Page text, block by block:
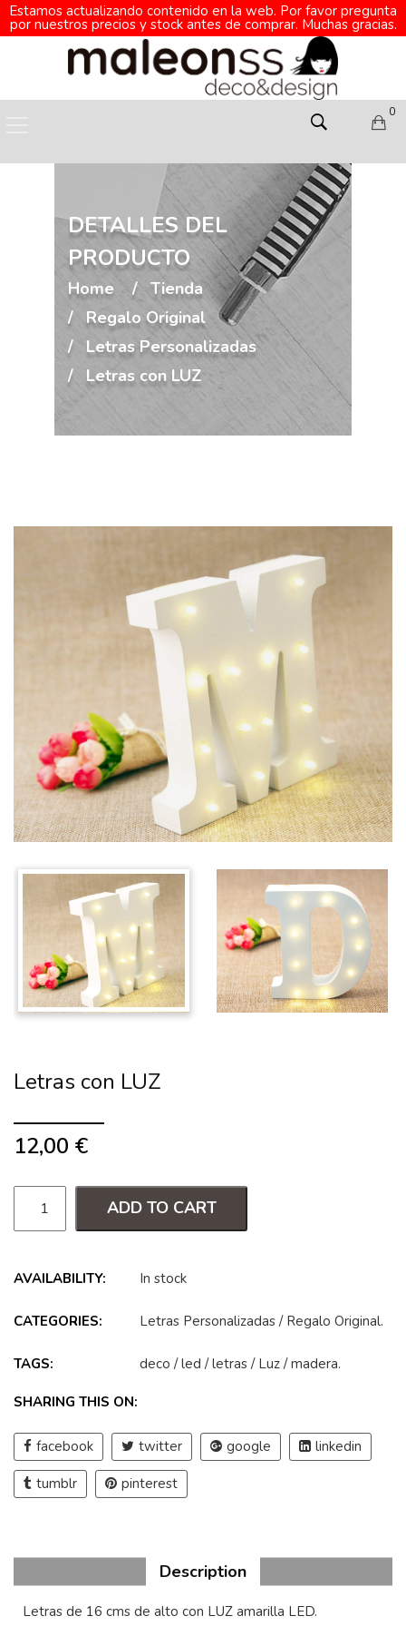
Estamos actualizando contenido en la web. Por favor pregunta
por nuestros precios y stock antes de comprar. Muchas gracias.
0
DETALLES DEL
PRODUCTO
Home
Tienda
Regalo Original
Letras Personalizadas
Letras con LUZ
Letras con LUZ
12,00 €
ADD TO CART
AVAILABILITY: In stock
CATEGORIES: Letras Personalizadas / Regalo Original.
TAGS: deco /led /letras / Luz /madera.
SHARING THIS ON:
facebook twitter google linkedin
tumblr pinterest
Description
Letras de 16 cms de alto con LUZ amarilla LED.